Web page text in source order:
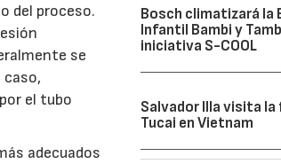
del proceso.
se
el tubo
adecuados
Bosch climatizará la
Infantil Bambi y
iniciativa S-COOL
Salvador Illa visita la
Tucai en Vietnam